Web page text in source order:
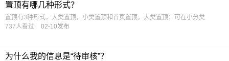
置顶有哪几种形式？
置顶有3种形式，大类置顶，小类置顶和首页置顶。大类置顶：可在小分类
737人看过
02-10发布
为什么我的信息是“待审核”？